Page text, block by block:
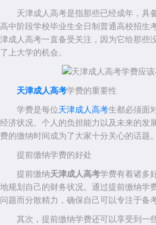
天津成人高考是指那些已经成年，具
高中阶段学校毕业生全日制普通高校招生
津成人高考一直备受关注，因为它给那些
了上大学的机会。
天津成人高考学费的重要性
学费是每位天津成人高考生都必须面
经济状况、个人的负担能力以及未来的发
费的缴纳时间成为了大家十分关心的话题。
提前缴纳学费的好处
提前缴纳天津成人高考学费有着诸多
地规划自己的财务状况。通过提前缴纳学
问题而分散精力，确保自己可以专注于备
其次，提前缴纳学费还可以享受到一